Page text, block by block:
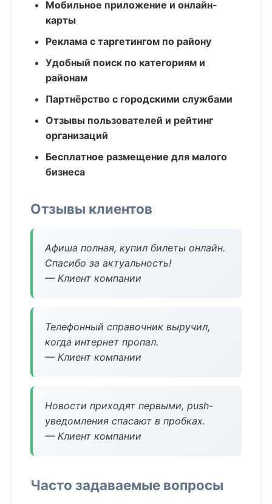
Мобильное приложение и онлайн-
карты
Реклама с таргетингом по району
Удобный поиск по категориям и
районам
Партнёрство с городскими службами
Отзывы пользователей и рейтинг
организаций
Бесплатное размещение для малого
бизнеса
Отзывы клиентов
Афиша полная, купил билеты онлайн.
Спасибо за актуальность!
— Клиент компании
Телефонный справочник выручил,
когда интернет пропал.
— Клиент компании
Новости приходят первыми, push-
уведомления спасают в пробках.
— Клиент компании
Часто задаваемые вопросы